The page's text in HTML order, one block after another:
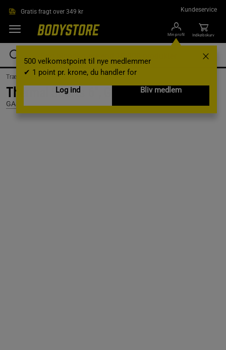
Gratis fragt over 349 kr Kundeservice
Min profil
500 velkomstpoint til nye medlemmer
✔ 1 point pr. krone, du handler for
Log ind
Bliv medlem
Indkøbskurv
Træningstøj /Træningstøj til mænd /Træningsshorts
Thermal Shorts 6", Grey Melange, XL
GASP